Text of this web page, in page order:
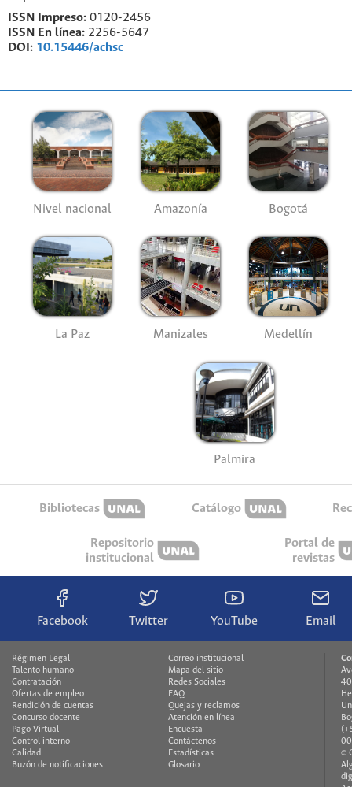
ISSN Impreso: 0120-2456
ISSN En línea: 2256-5647
DOI: 10.15446/achsc
Nivel nacional Amazonía Bogotá
La Paz Manizales Medellín
Palmira
Bibliotecas Catálogo
Repositorio
institucional
Portal de
revistas
Facebook Twitter YouTube Email
Régimen Legal
Talento humano
Contratación
Ofertas de empleo
Rendición de cuentas
Concurso docente
Pago Virtual
Control interno
Calidad
Buzón de notificaciones
Correo institucional
Mapa del sitio
Redes Sociales
FAQ
Quejas y reclamos
Atención en línea
Encuesta
Contáctenos
Estadísticas
Glosario
©